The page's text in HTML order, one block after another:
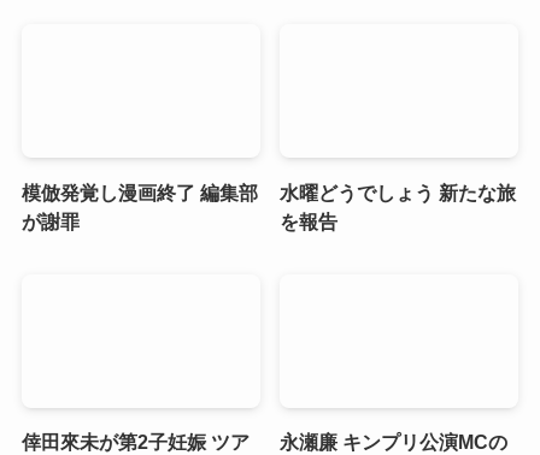
模倣発覚し漫画終了 編集部
が謝罪
水曜どうでしょう 新たな旅
を報告
倖田來未が第2子妊娠 ツア
永瀬廉 キンプリ公演MCの